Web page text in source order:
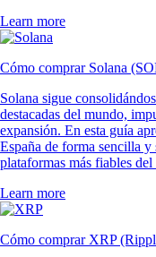
Learn more
Cómo comprar Solana
Solana sigue
destacadas del mundo,
expansión. En esta guía
España de forma sencilla
plataformas más fiables del
Learn more
Cómo comprar XRP